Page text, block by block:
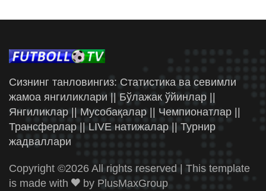
Сизнинг танловингиз: Статистика ва севимли
жамоа янгиликлари || Бўлажак ўйинлар ||
Янгиликлар || Мусобақалар || Чемпионатлар ||
Трансферлар || LIVE натижалар || Турнир
жадваллари
Copyright ©2026 All rights reserved | This template
is made with
by PlusMaxGroup